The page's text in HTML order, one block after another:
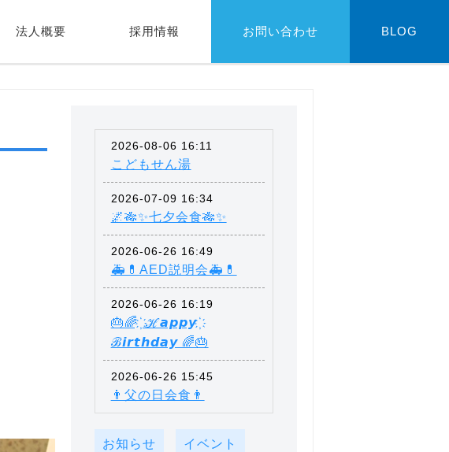
法人概要 採用情報 お問い合わせ BLOG
2026-08-06 16:11
こどもせん湯
2026-07-09 16:34
🌌🎋✨七夕会食🎋✨
2026-06-26 16:49
🚑💊AED説明会🚑💊
2026-06-26 16:19
🎂🌈 ҉ ℋ𝙖𝙥𝙥𝙮 ҉
ℬ𝙞𝙧𝙩𝙝𝙙𝙖𝙮 🌈🎂
2026-06-26 15:45
👨父の日会食👨
お知らせ イベント